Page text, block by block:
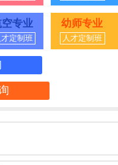
专业
才定制班
幼师专业
人才定制班